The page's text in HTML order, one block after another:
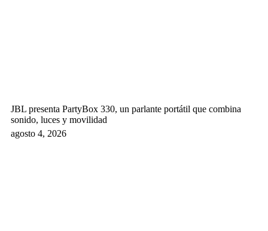
JBL presenta PartyBox 330, un parlante portátil que combina
sonido, luces y movilidad
agosto 4, 2026